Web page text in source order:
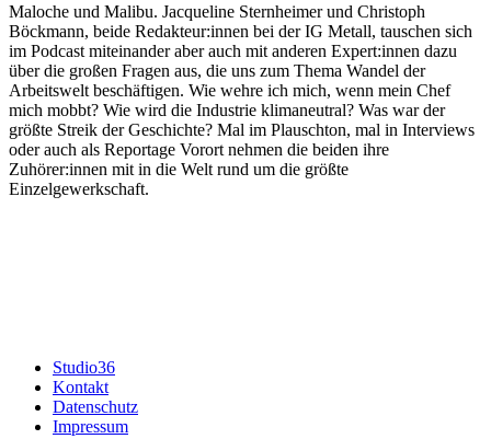
Maloche und Malibu. Jacqueline Sternheimer und Christoph
Böckmann, beide Redakteur:innen bei der IG Metall, tauschen sich
im Podcast miteinander aber auch mit anderen Expert:innen dazu
über die großen Fragen aus, die uns zum Thema Wandel der
Arbeitswelt beschäftigen. Wie wehre ich mich, wenn mein Chef
mich mobbt? Wie wird die Industrie klimaneutral? Was war der
größte Streik der Geschichte? Mal im Plauschton, mal in Interviews
oder auch als Reportage Vorort nehmen die beiden ihre
Zuhörer:innen mit in die Welt rund um die größte
Einzelgewerkschaft.
Studio36
Kontakt
Datenschutz
Impressum